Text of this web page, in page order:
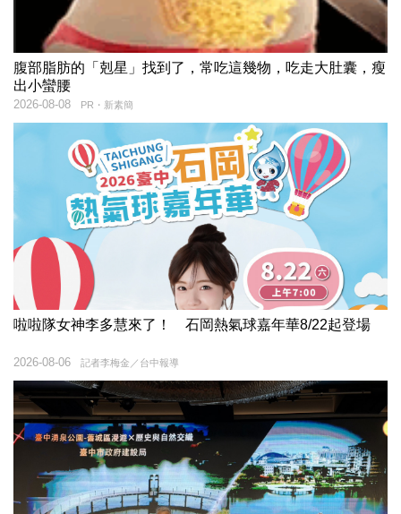
腹部脂肪的「剋星」找到了，常吃這幾物，吃走大肚囊，瘦
出小蠻腰
PR・新素簡
2026-08-08
啦啦隊女神李多慧來了！ 石岡熱氣球嘉年華8/22起登場
記者李梅金／台中報導
2026-08-06